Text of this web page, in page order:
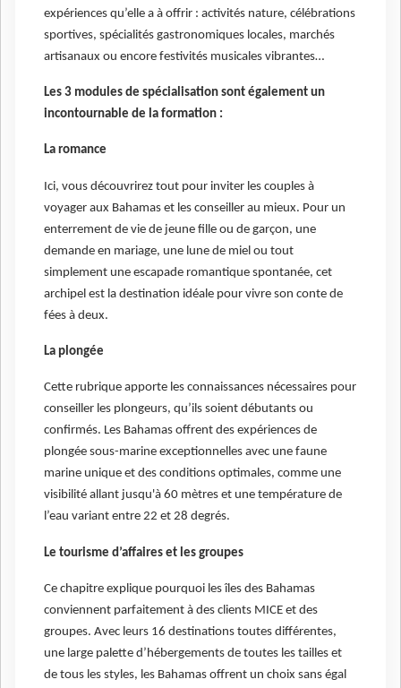
expériences qu’elle a à offrir : activités nature, célébrations
sportives, spécialités gastronomiques locales, marchés
artisanaux ou encore festivités musicales vibrantes…
Les 3 modules de spécialisation sont également un
incontournable de la formation :
La romance
Ici, vous découvrirez tout pour inviter les couples à
voyager aux Bahamas et les conseiller au mieux. Pour un
enterrement de vie de jeune fille ou de garçon, une
demande en mariage, une lune de miel ou tout
simplement une escapade romantique spontanée, cet
archipel est la destination idéale pour vivre son conte de
fées à deux.
La plongée
Cette rubrique apporte les connaissances nécessaires pour
conseiller les plongeurs, qu’ils soient débutants ou
confirmés. Les Bahamas offrent des expériences de
plongée sous-marine exceptionnelles avec une faune
marine unique et des conditions optimales, comme une
visibilité allant jusqu'à 60 mètres et une température de
l’eau variant entre 22 et 28 degrés.
Le tourisme d’affaires et les groupes
Ce chapitre explique pourquoi les îles des Bahamas
conviennent parfaitement à des clients MICE et des
groupes. Avec leurs 16 destinations toutes différentes,
une large palette d’hébergements de toutes les tailles et
de tous les styles, les Bahamas offrent un choix sans égal